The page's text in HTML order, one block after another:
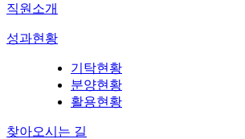
직원소개
성과현황
기탁현황
분양현황
활용현황
찾아오시는 길